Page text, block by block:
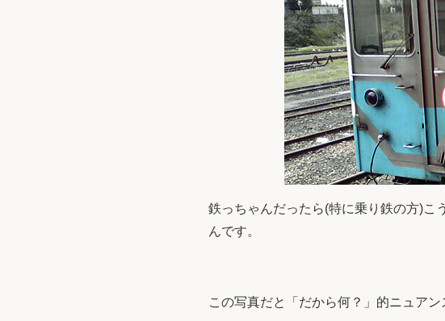
鉄っちゃんだったら(特に乗り鉄の方)こ
んです。
この写真だと「だから何？」的ニュア